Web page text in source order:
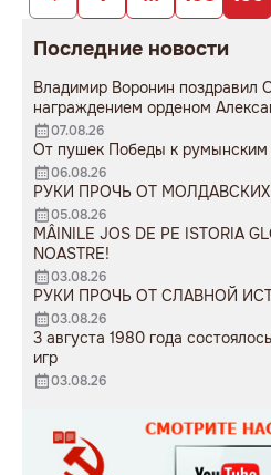
Последние новости
Владимир Воронин поздравил
награждением орденом
07.08.26
От пушек Победы к румынским
06.08.26
РУКИ ПРОЧЬ ОТ МОЛДАВСКИХ
05.08.26
MÂINILE JOS DE PE ISTORIA
NOASTRE!
03.08.26
РУКИ ПРОЧЬ ОТ СЛАВНОЙ
03.08.26
3 августа 1980 года
игр
03.08.26